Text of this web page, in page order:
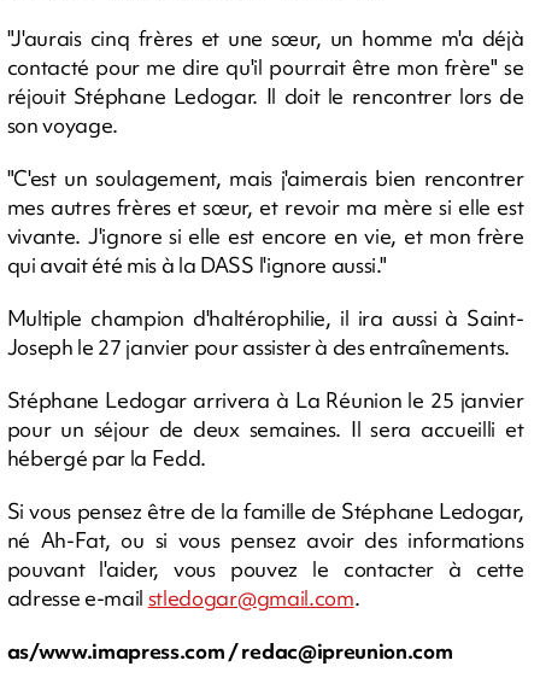
"J'aurais cinq frères et une sœur, un homme m'a déjà
contacté pour me dire qu'il pourrait être mon frère" se
réjouit Stéphane Ledogar. Il doit le rencontrer lors de
son voyage.
"C'est un soulagement, mais j'aimerais bien rencontrer
mes autres frères et sœur, et revoir ma mère si elle est
vivante. J'ignore si elle est encore en vie, et mon frère
qui avait été mis à la DASS l'ignore aussi."
Multiple champion d'haltérophilie, il ira aussi à Saint-
Joseph le 27 janvier pour assister à des entraînements.
Stéphane Ledogar arrivera à La Réunion le 25 janvier
pour un séjour de deux semaines. Il sera accueilli et
hébergé par la Fedd.
Si vous pensez être de la famille de Stéphane Ledogar,
né Ah-Fat, ou si vous pensez avoir des informations
pouvant l'aider, vous pouvez le contacter à cette
adresse e-mail stledogar@gmail.com.
as/www.imapress.com /redac@ipreunion.com